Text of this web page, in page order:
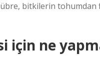
bitkilerin tohumdan
için ne